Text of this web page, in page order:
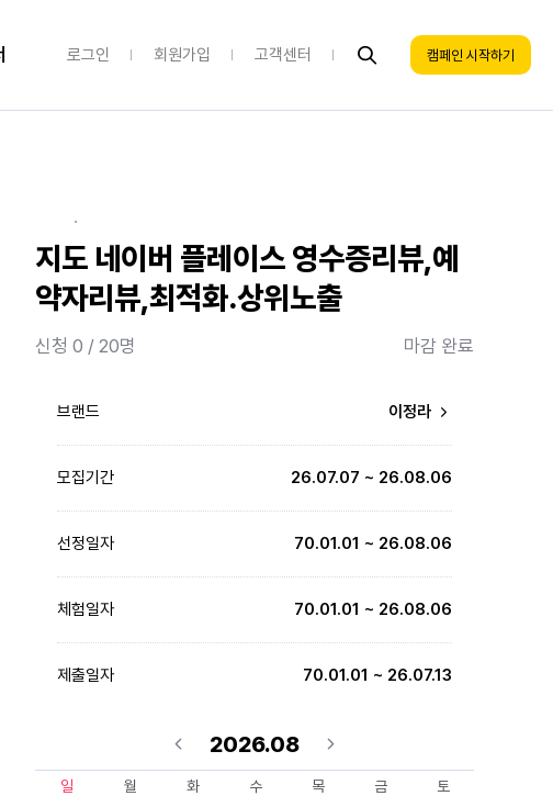
로그인 회원가입 고객센터 캠페인 시작하기
·
지도 네이버 플레이스 영수증리뷰,예
약자리뷰,최적화.상위노출
신청 0 / 20명 마감 완료
브랜드 이정라
모집기간 26.07.07 ~ 26.08.06
선정일자 70.01.01 ~ 26.08.06
체험일자 70.01.01 ~ 26.08.06
제출일자 70.01.01 ~ 26.07.13
2026.08
일 월 화 수 목 금 토